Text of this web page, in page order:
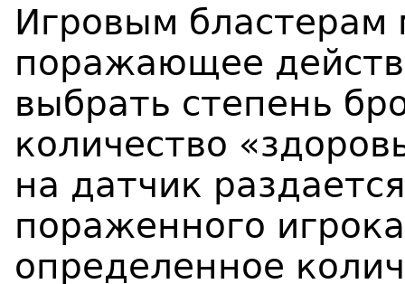
Игровым бластерам
поражающее
выбрать степень
количество
на датчик
пораженного
определенное